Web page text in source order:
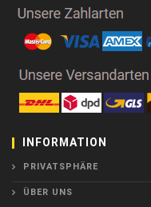
INFORMATION
PRIVATSPHÄRE
ÜBER UNS